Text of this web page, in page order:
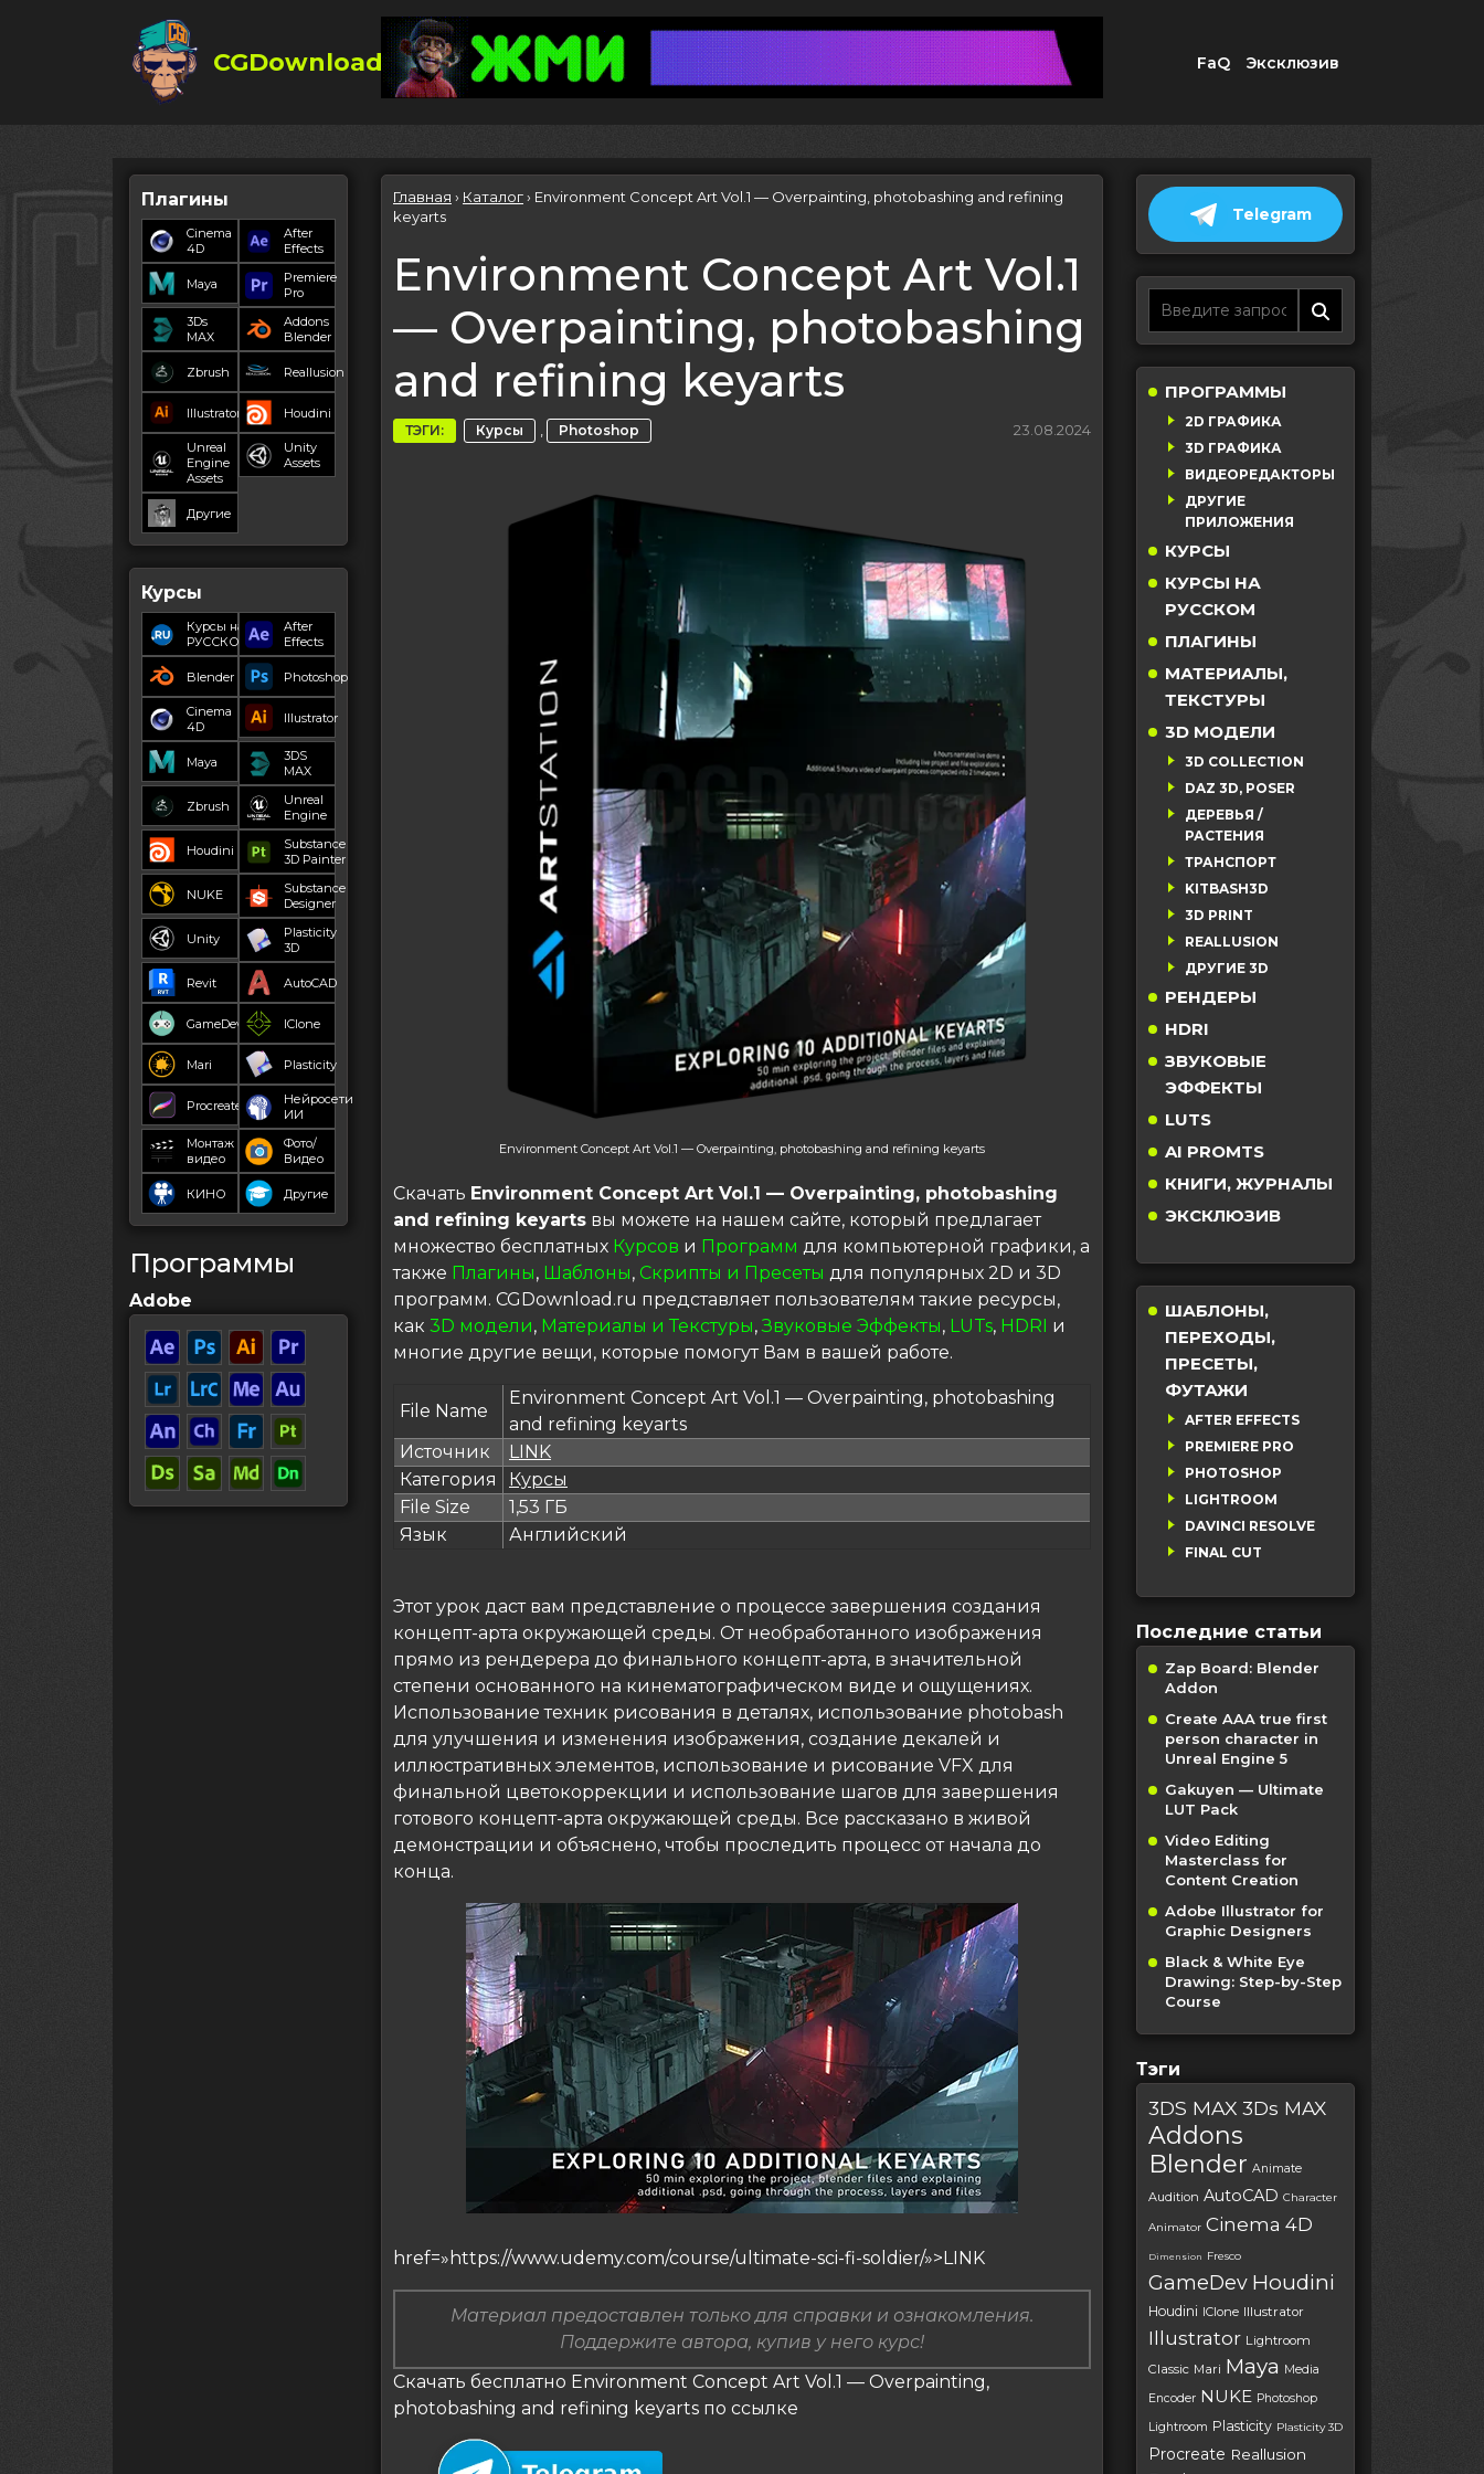
CGDownload FaQ Эксклюзив
Плагины
Cinema
4D
After
Effects
Maya
Premiere
Pro
3Ds
MAX
Addons
Blender
Zbrush Reallusion
Illustrator Houdini
Unreal
Engine
Assets
Unity
Assets
Другие
Курсы
Курсы на
РУССКОМ
After
Effects
Blender Photoshop
Cinema
4D
Illustrator
Maya
3DS
MAX
Zbrush
Unreal
Engine
Houdini
Substance
3D Painter
NUKE
Substance
Designer
Unity
Plasticity
3D
Revit AutoCAD
GameDev IClone
Mari Plasticity
Procreate
Нейросети
ИИ
Монтаж
видео
Фото/
Видео
КИНО Другие
Программы
Adobe
Главная › Каталог› Environment Concept Art Vol.1 — Overpainting, photobashing and refining
keyarts
Environment Concept Art Vol.1
— Overpainting, photobashing
and refining keyarts
ТЭГИ: Курсы , Photoshop 23.08.2024
Environment Concept Art Vol.1 — Overpainting, photobashing and refining keyarts
Скачать Environment Concept Art Vol.1 — Overpainting, photobashing
and refining keyarts вы можете на нашем сайте, который предлагает
множество бесплатных Курсов и Программ для компьютерной графики, а
также Плагины, Шаблоны, Скрипты и Пресеты для популярных 2D и 3D
программ. CGDownload.ru представляет пользователям такие ресурсы,
как 3D модели, Материалы и Текстуры,Звуковые Эффекты, LUTs, HDRI и
многие другие вещи, которые помогут Вам в вашей работе.
File Name
Environment Concept Art Vol.1 — Overpainting, photobashing
and refining keyarts
Источник
LINK
Категория
Курсы
File Size
1,53 ГБ
Язык
Английский
Этот урок даст вам представление о процессе завершения создания
концепт-арта окружающей среды. От необработанного изображения
прямо из рендерера до финального концепт-арта, в значительной
степени основанного на кинематографическом виде и ощущениях.
Использование техник рисования в деталях, использование photobash
для улучшения и изменения изображения, создание декалей и
иллюстративных элементов, использование и рисование VFX для
финальной цветокоррекции и использование шагов для завершения
готового концепт-арта окружающей среды. Все рассказано в живой
демонстрации и объяснено, чтобы проследить процесс от начала до
конца.
href=»https://www.udemy.com/course/ultimate-sci-fi-soldier/»>LINK
Материал предоставлен только для справки и ознакомления.
Поддержите автора, купив у него курс!
Скачать бесплатно Environment Concept Art Vol.1 — Overpainting,
photobashing and refining keyarts по ссылке
Telegram
ПРОГРАММЫ
2D ГРАФИКА
3D ГРАФИКА
ВИДЕОРЕДАКТОРЫ
ДРУГИЕ
ПРИЛОЖЕНИЯ
КУРСЫ
КУРСЫ НА
РУССКОМ
ПЛАГИНЫ
МАТЕРИАЛЫ,
ТЕКСТУРЫ
3D МОДЕЛИ
3D COLLECTION
DAZ 3D, POSER
ДЕРЕВЬЯ /
РАСТЕНИЯ
ТРАНСПОРТ
KITBASH3D
3D PRINT
REALLUSION
ДРУГИЕ 3D
РЕНДЕРЫ
HDRI
ЗВУКОВЫЕ
ЭФФЕКТЫ
LUTS
AI PROMTS
КНИГИ, ЖУРНАЛЫ
ЭКСКЛЮЗИВ
ШАБЛОНЫ,
ПЕРЕХОДЫ,
ПРЕСЕТЫ,
ФУТАЖИ
AFTER EFFECTS
PREMIERE PRO
PHOTOSHOP
LIGHTROOM
DAVINCI RESOLVE
FINAL CUT
Последние статьи
Zap Board: Blender
Addon
Create AAA true first
person character in
Unreal Engine 5
Gakuyen — Ultimate
LUT Pack
Video Editing
Masterclass for
Content Creation
Adobe Illustrator for
Graphic Designers
Black & White Eye
Drawing: Step-by-Step
Course
Тэги
3DS MAX 3Ds MAX
Addons
Blender Animate
Audition AutoCAD Character
Animator Cinema 4D
Dimension Fresco
GameDev Houdini
Houdini IClone Illustrator
Illustrator Lightroom
Classic Mari Maya
Media
Encoder NUKE Photoshop
Lightroom Plasticity Plasticity 3D
Procreate Reallusion